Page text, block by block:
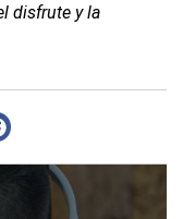
disfrute y la